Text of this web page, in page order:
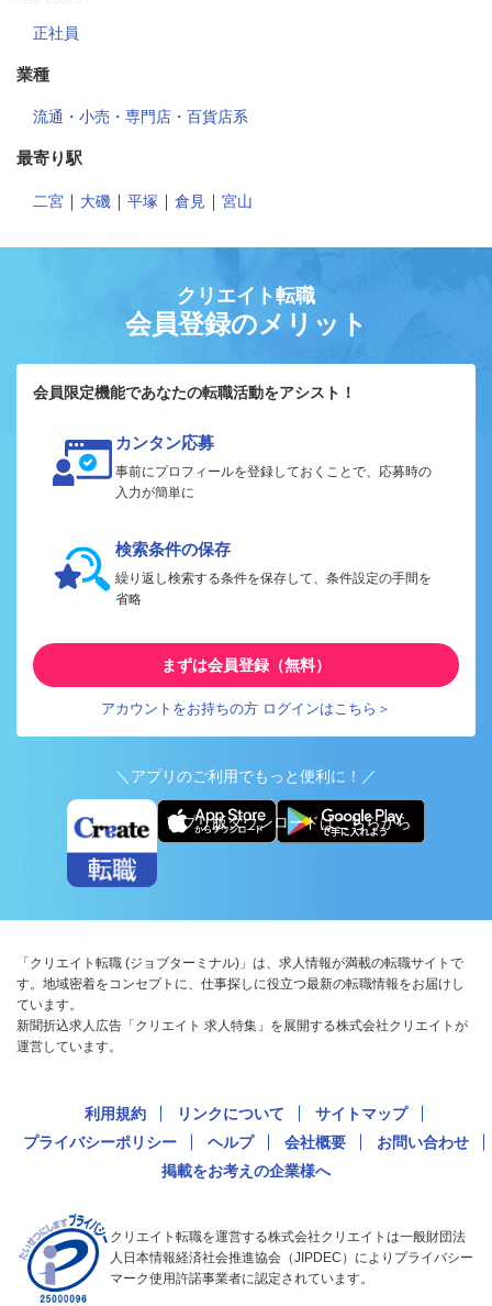
正社員
業種
流通・小売・専門店・百貨店系
最寄り駅
二宮 ｜ 大磯 ｜ 平塚 ｜ 倉見 ｜ 宮山
クリエイト転職
会員登録のメリット
会員限定機能であなたの転職活動をアシスト！
カンタン応募
事前にプロフィールを登録しておくことで、応募時の
入力が簡単に
検索条件の保存
繰り返し検索する条件を保存して、条件設定の手間を
省略
まずは会員登録（無料）
アカウントをお持ちの方 ログインはこちら＞
＼アプリのご利用でもっと便利に！／
アプリ版ダウンロードはこちらから
「クリエイト転職 (ジョブターミナル)」は、求人情報が満載の転職サイトで
す。地域密着をコンセプトに、仕事探しに役立つ最新の転職情報をお届けし
ています。
新聞折込求人広告「クリエイト 求人特集」を展開する株式会社クリエイトが
運営しています。
利用規約 リンクについて
サイトマップ
プライバシーポリシー
ヘルプ 会社概要
お問い合わせ
掲載をお考えの企業様へ
クリエイト転職を運営する株式会社クリエイトは一般財団法
人日本情報経済社会推進協会（JIPDEC）によりプライバシー
マーク使用許諾事業者に認定されています。